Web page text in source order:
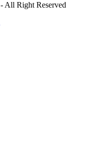
- All Right Reserved